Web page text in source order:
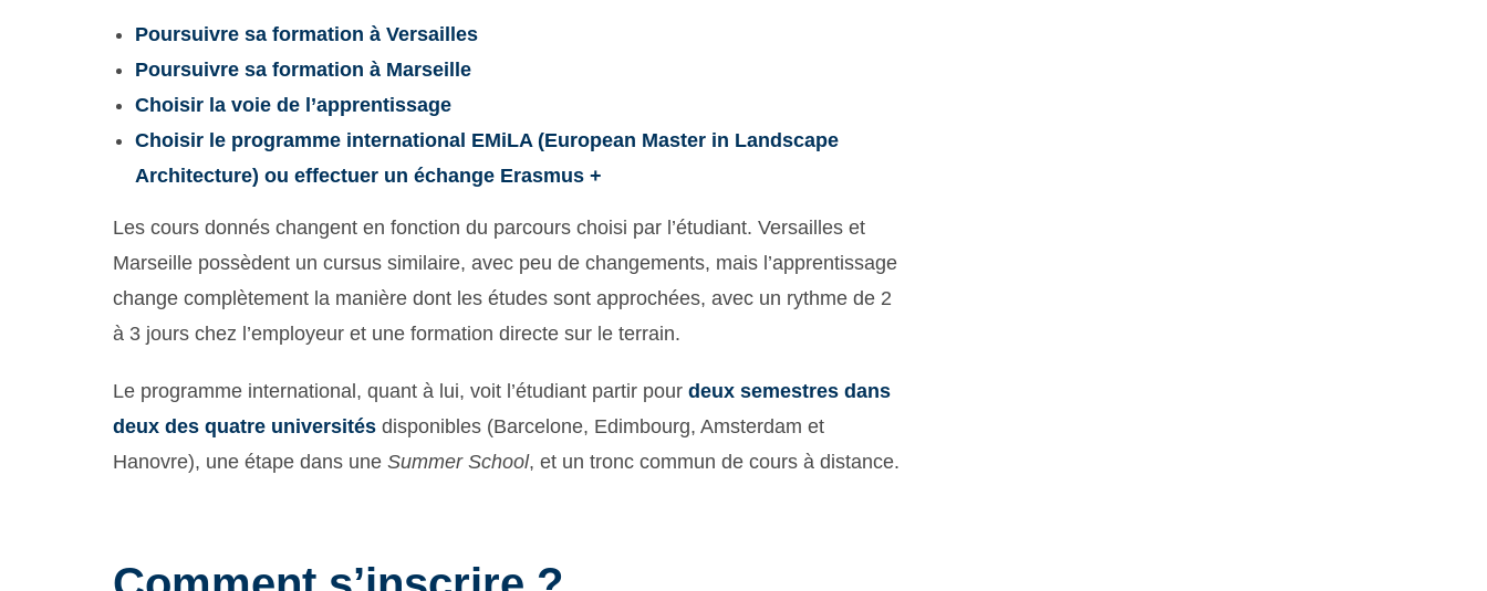
Poursuivre sa formation à Versailles
Poursuivre sa formation à Marseille
Choisir la voie de l’apprentissage
Choisir le programme international EMiLA (European Master in Landscape
Architecture) ou effectuer un échange Erasmus +
Les cours donnés changent en fonction du parcours choisi par l’étudiant. Versailles et
Marseille possèdent un cursus similaire, avec peu de changements, mais l’apprentissage
change complètement la manière dont les études sont approchées, avec un rythme de 2
à 3 jours chez l’employeur et une formation directe sur le terrain.
Le programme international, quant à lui, voit l’étudiant partir pour deux semestres dans
deux des quatre universités disponibles (Barcelone, Edimbourg, Amsterdam et
Hanovre), une étape dans une Summer School, et un tronc commun de cours à distance.